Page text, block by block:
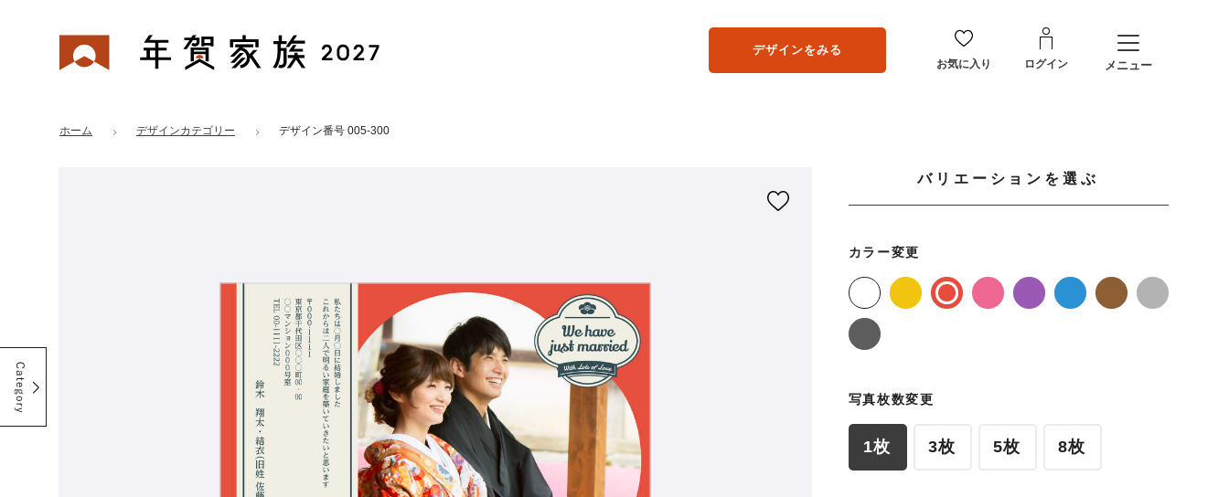
年賀家族 2027 デザインをみる
お気に入り ログイン メニュー
ホーム デザインカテゴリー デザイン番号 005-300
バリエーションを選ぶ
カラー変更
写真枚数変更
1枚 3枚 5枚 8枚